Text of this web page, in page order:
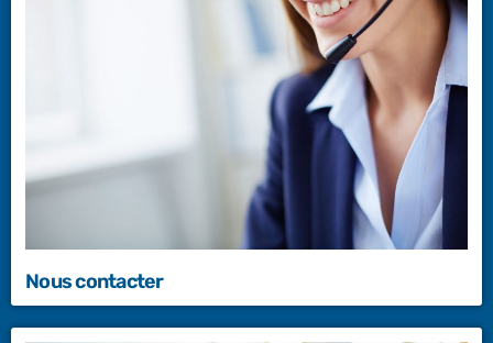
Nous contacter